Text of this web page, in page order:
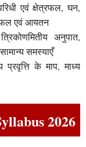
एवं क्षेत्रफल, घन,
एवं आयतन
अनुपात,
समस्याएँ
प्रवृत्ति के माप, माध्य
2026